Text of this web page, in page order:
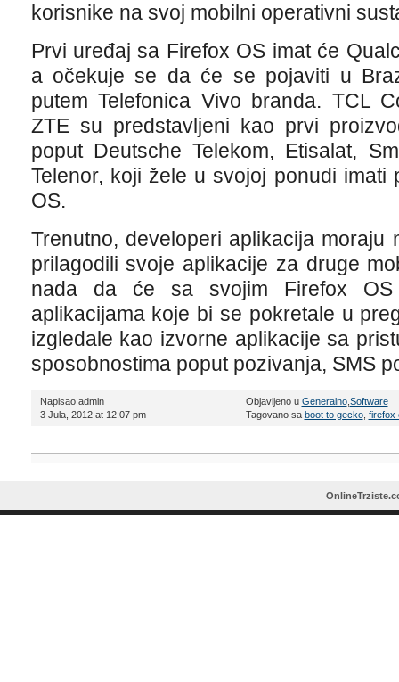
korisnike na svoj mobilni operativni
Prvi uređaj sa Firefox OS imat će
a očekuje se da će se pojaviti u
putem Telefonica Vivo branda. TCL
ZTE su predstavljeni kao prvi
poput Deutsche Telekom, Etisalat,
Telenor, koji žele u svojoj ponudi imati
OS.
Trenutno, developeri aplikacija moraju
prilagodili svoje aplikacije za druge
nada da će sa svojim Firefox
aplikacijama koje bi se pokretale u
izgledale kao izvorne aplikacije sa
sposobnostima poput pozivanja, SMS
Napisao admin
3 Jula, 2012 at 12:07 pm
Objavljeno u Generalno, Software
Tagovano sa boot to gecko, firefox